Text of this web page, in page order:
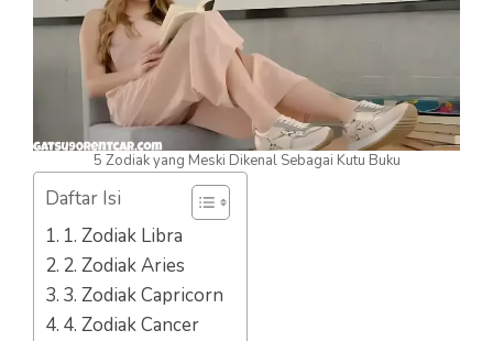
5 Zodiak yang Meski Dikenal Sebagai Kutu Buku
Daftar Isi
1. Zodiak Libra
2. Zodiak Aries
3. Zodiak Capricorn
4. Zodiak Cancer